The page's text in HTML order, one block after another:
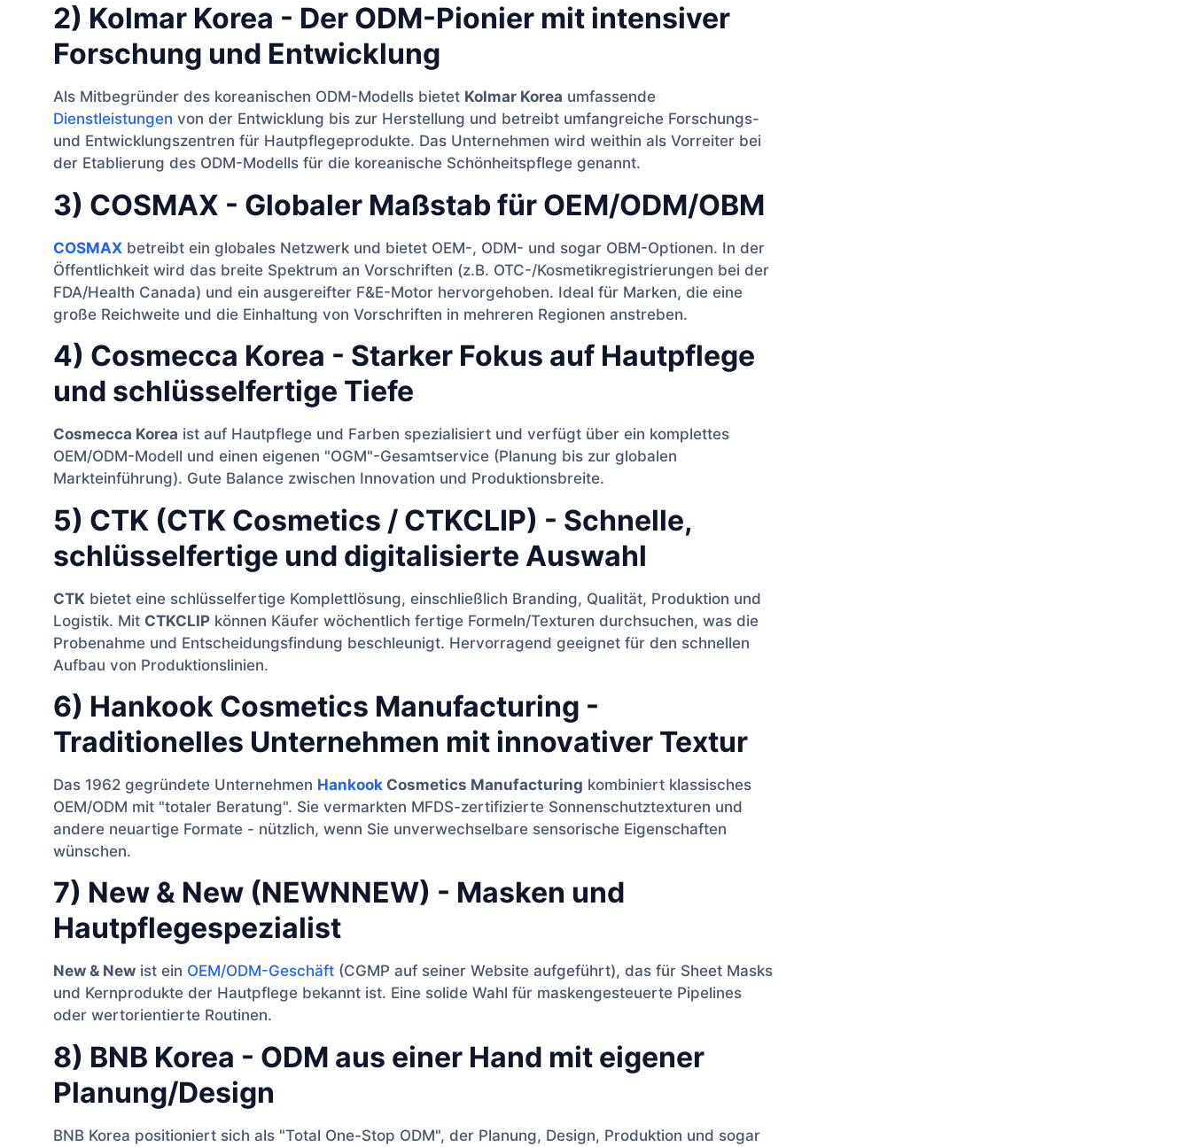
2) Kolmar Korea - Der ODM-Pionier mit intensiver
Forschung und Entwicklung
Als Mitbegründer des koreanischen ODM-Modells bietet Kolmar Korea umfassende
Dienstleistungen von der Entwicklung bis zur Herstellung und betreibt umfangreiche Forschungs-
und Entwicklungszentren für Hautpflegeprodukte. Das Unternehmen wird weithin als Vorreiter bei
der Etablierung des ODM-Modells für die koreanische Schönheitspflege genannt.
3) COSMAX - Globaler Maßstab für OEM/ODM/OBM
COSMAX betreibt ein globales Netzwerk und bietet OEM-, ODM- und sogar OBM-Optionen. In der
Öffentlichkeit wird das breite Spektrum an Vorschriften (z.B. OTC-/Kosmetikregistrierungen bei der
FDA/Health Canada) und ein ausgereifter F&E-Motor hervorgehoben. Ideal für Marken, die eine
große Reichweite und die Einhaltung von Vorschriften in mehreren Regionen anstreben.
4) Cosmecca Korea - Starker Fokus auf Hautpflege
und schlüsselfertige Tiefe
Cosmecca Korea ist auf Hautpflege und Farben spezialisiert und verfügt über ein komplettes
OEM/ODM-Modell und einen eigenen "OGM"-Gesamtservice (Planung bis zur globalen
Markteinführung). Gute Balance zwischen Innovation und Produktionsbreite.
5) CTK (CTK Cosmetics / CTKCLIP) - Schnelle,
schlüsselfertige und digitalisierte Auswahl
CTK bietet eine schlüsselfertige Komplettlösung, einschließlich Branding, Qualität, Produktion und
Logistik. Mit CTKCLIP können Käufer wöchentlich fertige Formeln/Texturen durchsuchen, was die
Probenahme und Entscheidungsfindung beschleunigt. Hervorragend geeignet für den schnellen
Aufbau von Produktionslinien.
6) Hankook Cosmetics Manufacturing -
Traditionelles Unternehmen mit innovativer Textur
Das 1962 gegründete Unternehmen Hankook Cosmetics Manufacturing kombiniert klassisches
OEM/ODM mit "totaler Beratung". Sie vermarkten MFDS-zertifizierte Sonnenschutztexturen und
andere neuartige Formate - nützlich, wenn Sie unverwechselbare sensorische Eigenschaften
wünschen.
7) New & New (NEWNNEW) - Masken und
Hautpflegespezialist
New & New ist ein OEM/ODM-Geschäft (CGMP auf seiner Website aufgeführt), das für Sheet Masks
und Kernprodukte der Hautpflege bekannt ist. Eine solide Wahl für maskengesteuerte Pipelines
oder wertorientierte Routinen.
8) BNB Korea - ODM aus einer Hand mit eigener
Planung/Design
BNB Korea positioniert sich als "Total One-Stop ODM", der Planung, Design, Produktion und sogar